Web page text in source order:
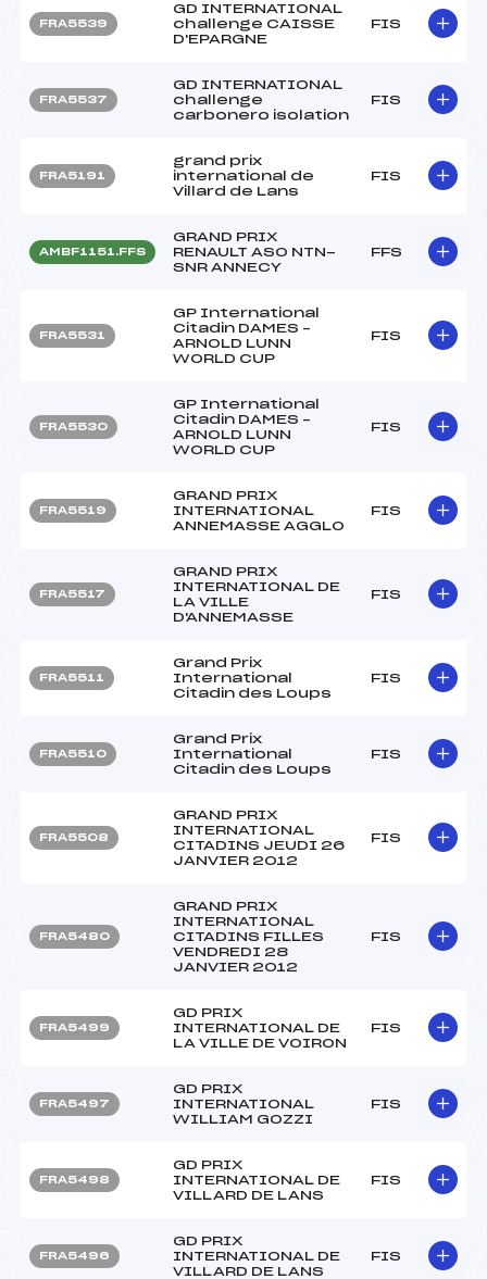
FRA5539
GD INTERNATIONAL
challenge CAISSE
D'EPARGNE
FIS
FRA5537
GD INTERNATIONAL
challenge
carbonero isolation
FIS
FRA5191
grand prix
international de
Villard de Lans
FIS
AMBF1151.FFS
GRAND PRIX
RENAULT ASO NTN-
SNR ANNECY
FFS
FRA5531
GP International
Citadin DAMES –
ARNOLD LUNN
WORLD CUP
FIS
FRA5530
GP International
Citadin DAMES –
ARNOLD LUNN
WORLD CUP
FIS
FRA5519
GRAND PRIX
INTERNATIONAL
ANNEMASSE AGGLO
FIS
FRA5517
GRAND PRIX
INTERNATIONAL DE
LA VILLE
D'ANNEMASSE
FIS
FRA5511
Grand Prix
International
Citadin des Loups
FIS
FRA5510
Grand Prix
International
Citadin des Loups
FIS
FRA5508
GRAND PRIX
INTERNATIONAL
CITADINS JEUDI 26
JANVIER 2012
FIS
FRA5480
GRAND PRIX
INTERNATIONAL
CITADINS FILLES
VENDREDI 28
JANVIER 2012
FIS
FRA5499
GD PRIX
INTERNATIONAL DE
LA VILLE DE VOIRON
FIS
FRA5497
GD PRIX
INTERNATIONAL
WILLIAM GOZZI
FIS
FRA5498
GD PRIX
INTERNATIONAL DE
VILLARD DE LANS
FIS
FRA5496
GD PRIX
INTERNATIONAL DE
VILLARD DE LANS
FIS